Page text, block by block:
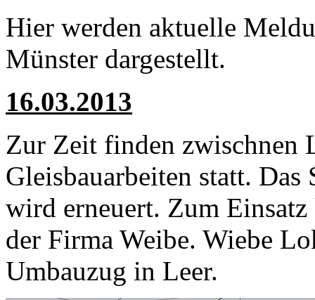
Hier werden aktuelle
Münster dargestellt.
16.03.2013
Zur Zeit finden zwischnen
Gleisbauarbeiten statt.
wird erneuert. Zum
der Firma Weibe. Wiebe
Umbauzug in Leer.